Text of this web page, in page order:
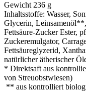
Gewicht 236 g
Inhaltsstoffe: Wasser,
Glycerin,
Fettsäure-Zucker Ester,
Zuckeremulgator,
Fettsäureglyzerid,
natürlicher ätherischer
* Direktsaft aus
von Streuobstwiesen)
** aus kontrolliert